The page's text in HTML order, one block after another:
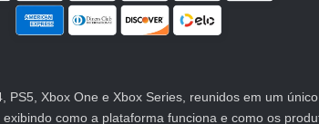
Xbox One e Xbox Series, reunidos em um
como a plataforma funciona e como os